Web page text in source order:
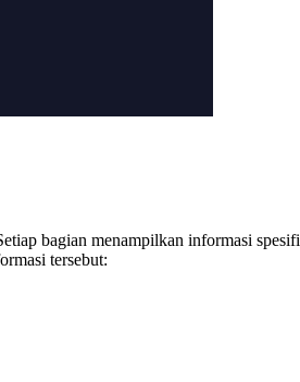
bagian menampilkan informasi
tersebut: